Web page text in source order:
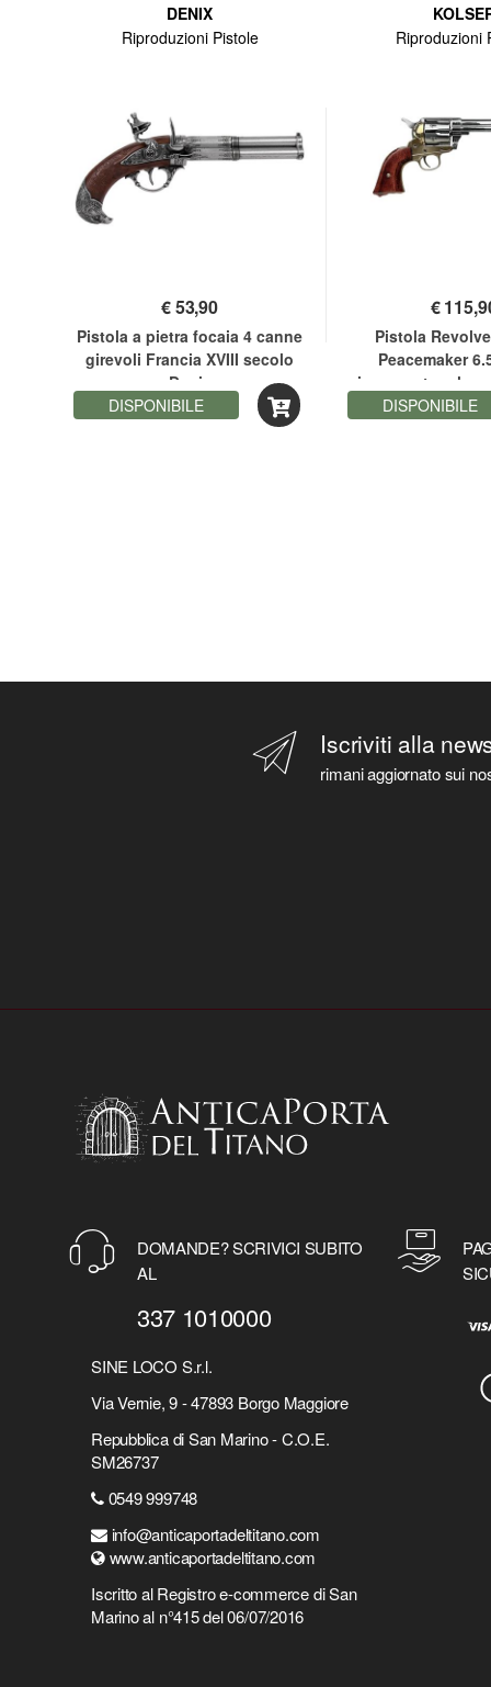
DENIX
Riproduzioni Pistole
€53,90
Pistola a pietra focaia 4 canne
girevoli Francia XVIII secolo
Denix
DISPONIBILE
Riproduzioni
€
Pistola
Peacemaker
impugnatura
Kolser
DISPONIBILE
Iscriviti alla
rimani aggiornato sui
DOMANDE? SCRIVICI SUBITO
AL
337 1010000
SINE LOCO S.r.l.
Via Vernie, 9 - 47893 Borgo Maggiore
Repubblica di San Marino - C.O.E.
SM26737
0549 999748
info@anticaportadeltitano.com
www.anticaportadeltitano.com
Iscritto al Registro e-commerce di San
Marino al n°415 del 06/07/2016